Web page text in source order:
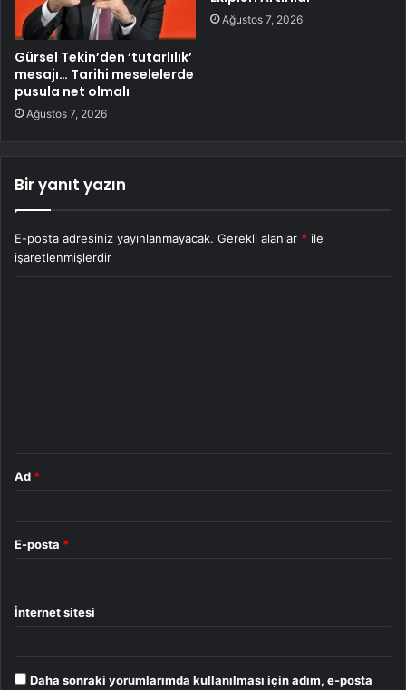
Gürsel Tekin’den ‘tutarlılık’
mesajı… Tarihi meselelerde
pusula net olmalı
Ağustos 7, 2026
Ağustos 7, 2026
Bir yanıt yazın
E-posta adresiniz yayınlanmayacak. Gerekli alanlar * ile
işaretlenmişlerdir
Ad *
E-posta *
İnternet sitesi
Daha sonraki yorumlarımda kullanılması için adım, e-posta